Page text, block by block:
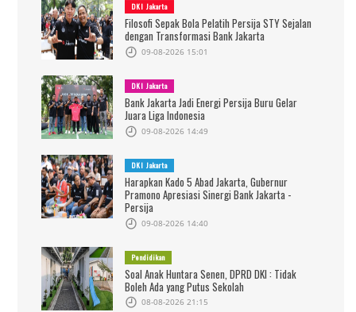
DKI Jakarta
Filosofi Sepak Bola Pelatih Persija STY Sejalan
dengan Transformasi Bank Jakarta
09-08-2026 15:01
DKI Jakarta
Bank Jakarta Jadi Energi Persija Buru Gelar
Juara Liga Indonesia
09-08-2026 14:49
DKI Jakarta
Harapkan Kado 5 Abad Jakarta, Gubernur
Pramono Apresiasi Sinergi Bank Jakarta -
Persija
09-08-2026 14:40
Pendidikan
Soal Anak Huntara Senen, DPRD DKI : Tidak
Boleh Ada yang Putus Sekolah
08-08-2026 21:15